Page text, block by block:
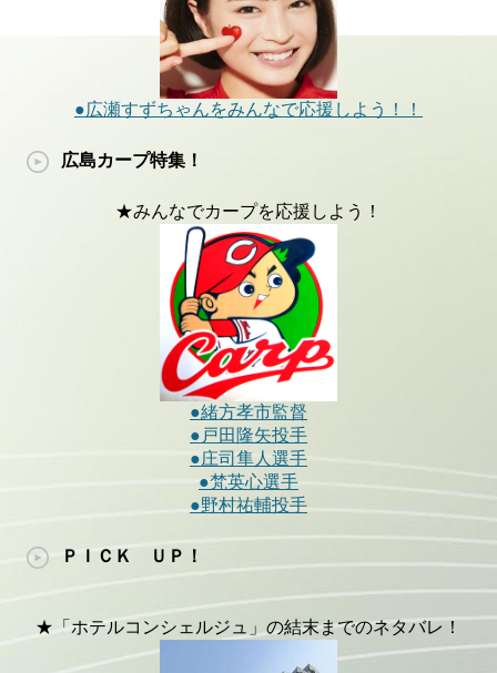
●広瀬すずちゃんをみんなで応援しよう！！
広島カープ特集！
★みんなでカープを応援しよう！
●緒方孝市監督
●戸田隆矢投手
●庄司隼人選手
●梵英心選手
●野村祐輔投手
ＰＩＣＫ ＵＰ！
★「ホテルコンシェルジュ」の結末までのネタバレ！